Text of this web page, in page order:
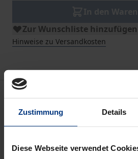
Zustimmung Details
Diese Webseite verwendet
Zur Wunschliste hinzufügen
Hinweise zu Versandkosten
Bibliografische Angaben
Auflage